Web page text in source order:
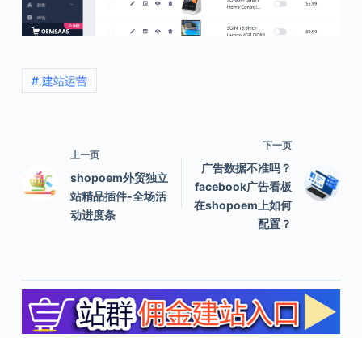
# 建站运营
上一页
shopoem外贸独立
站精品插件-全场活
动进度条
下一页
广告数据不准吗？
facebook广告看板
在shopoem上如何
配置？